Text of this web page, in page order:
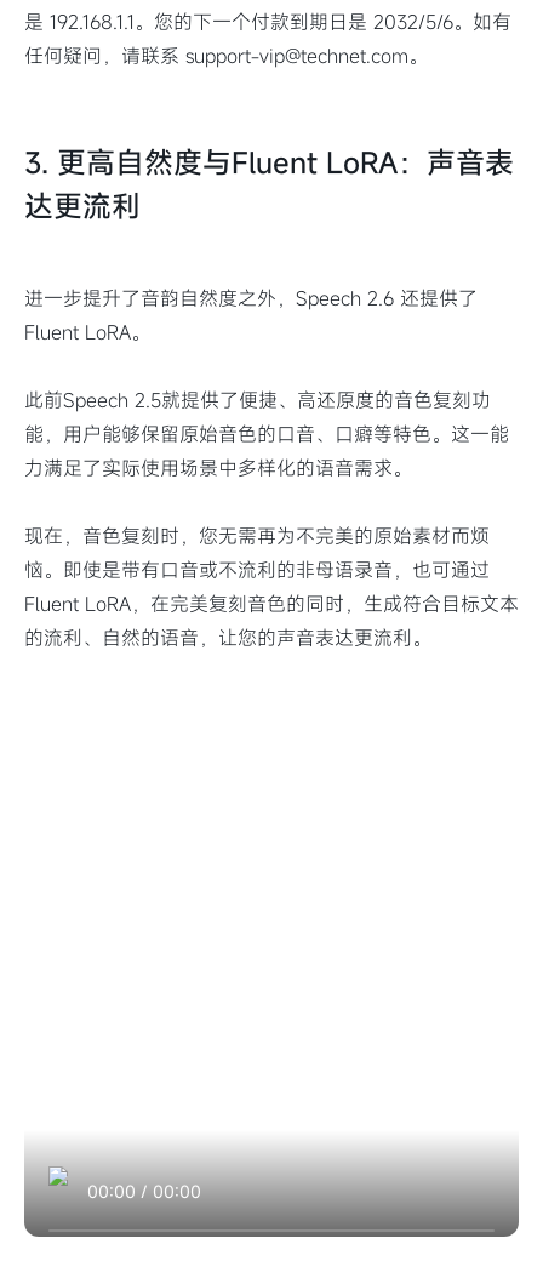
是 192.168.1.1。您的下一个付款到期日是 2032/5/6。如有
任何疑问，请联系 support-vip@technet.com。
3. 更高自然度与Fluent LoRA：声音表
达更流利
进一步提升了音韵自然度之外，Speech 2.6 还提供了
Fluent LoRA。
此前Speech 2.5就提供了便捷、高还原度的音色复刻功
能，用户能够保留原始音色的口音、口癖等特色。这一能
力满足了实际使用场景中多样化的语音需求。
现在，音色复刻时，您无需再为不完美的原始素材而烦
恼。即使是带有口音或不流利的非母语录音，也可通过
Fluent LoRA，在完美复刻音色的同时，生成符合目标文本
的流利、自然的语音，让您的声音表达更流利。
00:00 / 00:00